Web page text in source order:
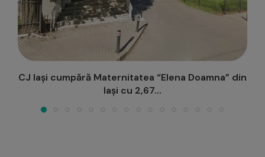
din Centura Podu Iloaiei, scoasă la licitație